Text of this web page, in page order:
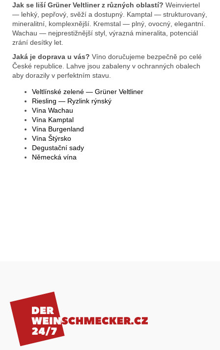
Jak se liší Grüner Veltliner z různých oblastí? Weinviertel
— lehký, pepřový, svěží a dostupný. Kamptal — strukturovaný,
mineralitní, komplexnější. Kremstal — plný, ovocný, elegantní.
Wachau — nejprestižnější styl, výrazná mineralita, potenciál
zrání desítky let.
Jaká je doprava u vás? Víno doručujeme bezpečně po celé
České republice. Lahve jsou zabaleny v ochranných obalech
aby dorazily v perfektním stavu.
Veltlínské zelené — Grüner Veltliner
Riesling — Ryzlink rýnský
Vína Wachau
Vína Kamptal
Vína Burgenland
Vína Štýrsko
Degustační sady
Německá vína